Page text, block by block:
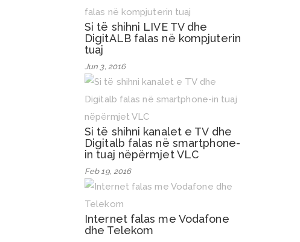
Si të shihni LIVE TV dhe
DigitALB falas në kompjuterin
tuaj
Jun 3, 2016
Si të shihni kanalet e TV dhe
Digitalb falas në smartphone-
in tuaj nëpërmjet VLC
Feb 19, 2016
Internet falas me Vodafone
dhe Telekom